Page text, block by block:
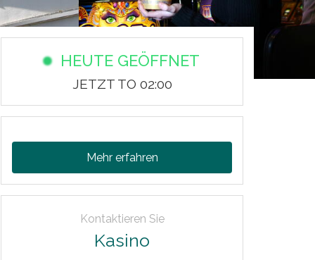
HEUTE GEÖFFNET
JETZT TO 02:00
Mehr erfahren
Kontaktieren Sie
Kasino